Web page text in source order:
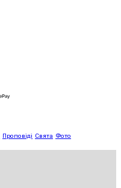
Проповіді Свята Фото